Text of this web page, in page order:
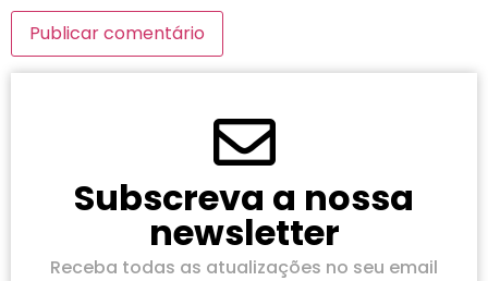
Subscreva a nossa
newsletter
Receba todas as atualizações no seu email